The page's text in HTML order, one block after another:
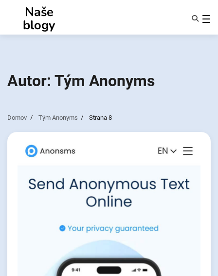
obsahu
Naše
blogy
NotifyPartners
Autor: Tým Anonyms
Domov Tým Anonyms Strana 8